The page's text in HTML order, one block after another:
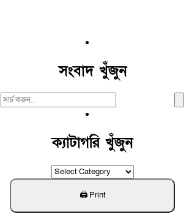
সংবাদ খুঁজুন
Search
ক্যাটাগরি খুঁজুন
ক্যাটাগরি
খুঁজুন